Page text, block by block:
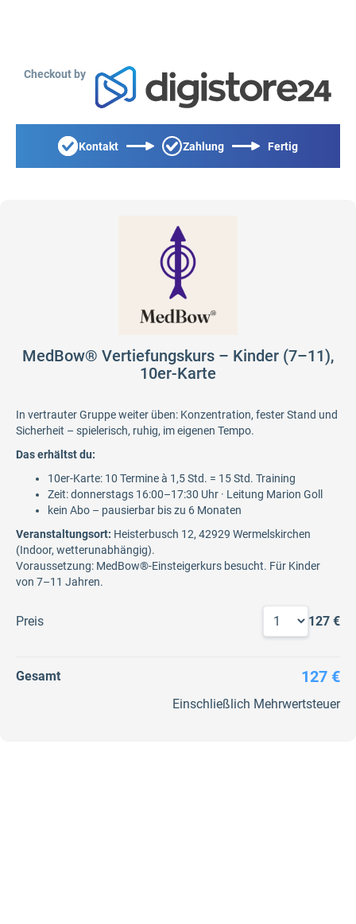
Checkout by
Kontakt Zahlung Fertig
MedBow® Vertiefungskurs – Kinder (7–11),
10er-Karte
In vertrauter Gruppe weiter üben: Konzentration, fester Stand und
Sicherheit – spielerisch, ruhig, im eigenen Tempo.
Das erhältst du:
10er-Karte: 10 Termine à 1,5 Std. = 15 Std. Training
Zeit: donnerstags 16:00–17:30 Uhr · Leitung Marion Goll
kein Abo – pausierbar bis zu 6 Monaten
Veranstaltungsort: Heisterbusch 12, 42929 Wermelskirchen
(Indoor, wetterunabhängig).
Voraussetzung: MedBow®-Einsteigerkurs besucht. Für Kinder
von 7–11 Jahren.
Preis 127 €
Gesamt 127 €
Einschließlich Mehrwertsteuer